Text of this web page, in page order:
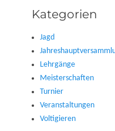
Kategorien
Jagd
Lehrgänge
Meisterschaften
Turnier
Veranstaltungen
Voltigieren